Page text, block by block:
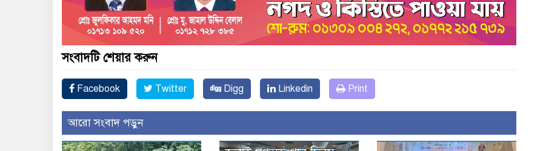
সংবাদটি শেয়ার করুন
Facebook Twitter Digg Linkedin Print
আরো সংবাদ পড়ুন